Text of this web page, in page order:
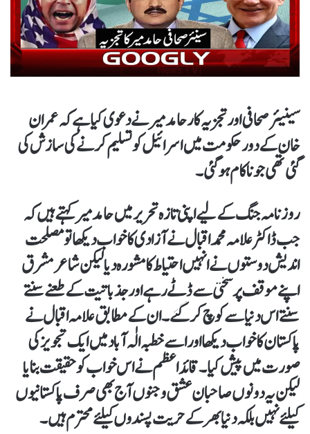
سینیئر صحافی اور تجزیہ کار حامد میر نے دعوی کیا ہے کہ عمران
خان کے دور حکومت میں اسرائیل کو تسلیم کرنے کی سازش کی
گئی تھی جو ناکام ہو گئی۔
روزنامہ جنگ کے لیے اپنی تازہ تحریر میں حامد میر کہتے ہیں کہ
جب ڈاکٹر علامہ محمد اقبال نے آزادی کا خواب دیکھا تو مصلحت
اندیش دوستوں نے انہیں احتیاط کا مشورہ دیا لیکن شاعر مشرق
اپنے موقف پر سختی سے ڈٹے رہے اور جذباتیت کے طعنے سنتے
سنتے اس دنیا سے کوچ کر گئے۔ ان کے مطابق علامہ اقبال نے
پاکستان کا خواب دیکھا اور اسے خطبہ الٰہ آباد میں ایک تجویز کی
صورت میں پیش کیا۔ قائد اعظم نے اس خواب کو حقیقت بنایا
لیکن یہ دونوں صاحبان عشق و جنوں آج بھی صرف پاکستانیوں
کیلئے نہیں بلکہ دنیا بھر کے حریت پسندوں کیلئے محترم ہیں۔